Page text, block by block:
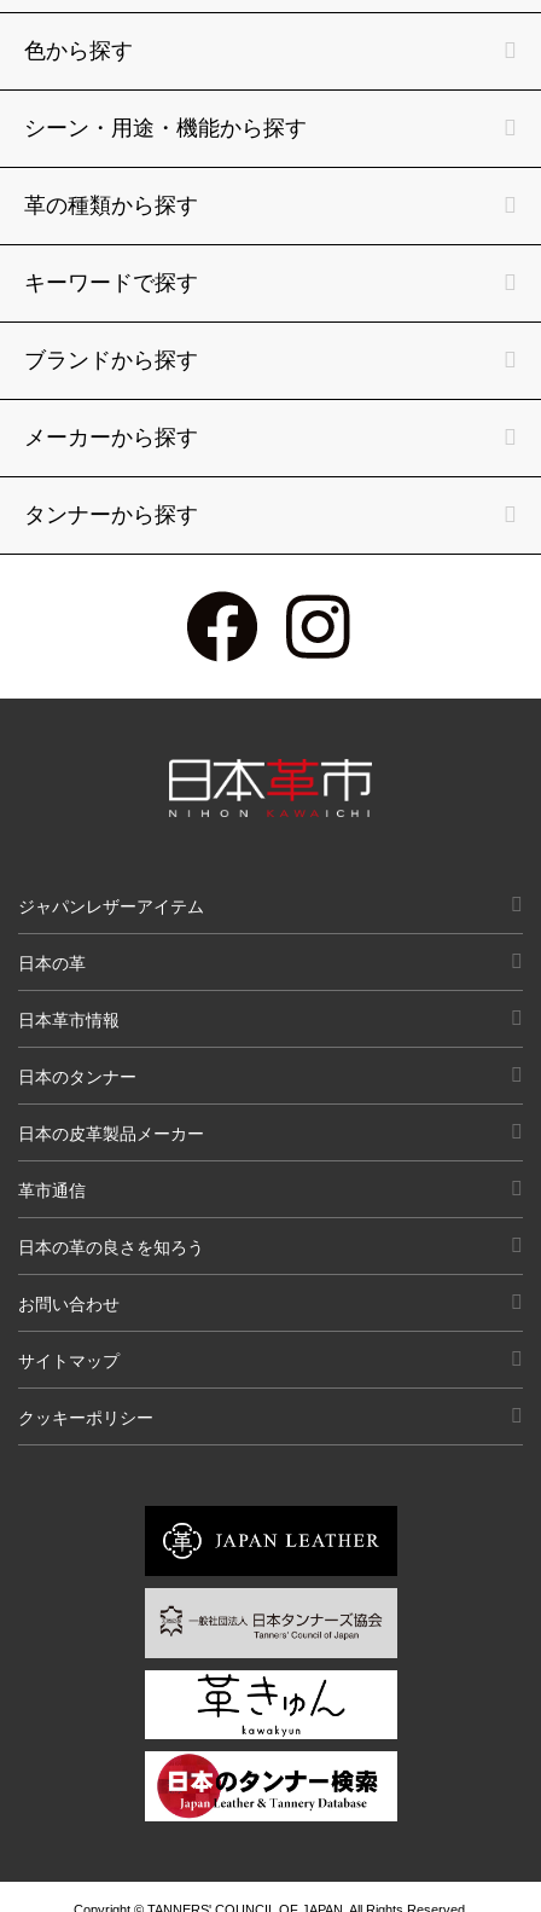
色から探す
シーン・用途・機能から探す
革の種類から探す
キーワードで探す
ブランドから探す
メーカーから探す
タンナーから探す
ジャパンレザーアイテム
日本の革
日本革市情報
日本のタンナー
日本の皮革製品メーカー
革市通信
日本の革の良さを知ろう
お問い合わせ
サイトマップ
クッキーポリシー